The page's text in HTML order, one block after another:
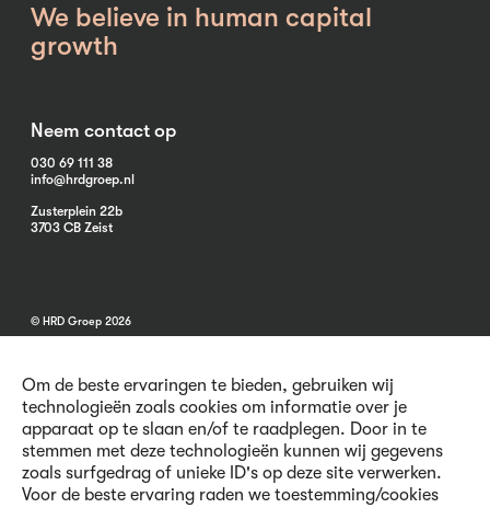
Om de beste ervaringen te bieden, gebruiken wij
technologieën zoals cookies om informatie over je
apparaat op te slaan en/of te raadplegen. Door in te
stemmen met deze technologieën kunnen wij gegevens
zoals surfgedrag of unieke ID's op deze site verwerken.
Voor de beste ervaring raden we toestemming/cookies
We believe in human capital
growth
Neem contact op
030 69 111 38
info@hrdgroep.nl
Zusterplein 22b
3703 CB Zeist
© HRD Groep 2026
Algemene informatie
Contact